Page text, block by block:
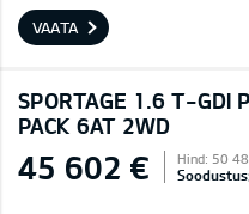
VAATA
SPORTAGE 1.6 T-GDI
PACK 6AT 2WD
45 602 € Hind: 50